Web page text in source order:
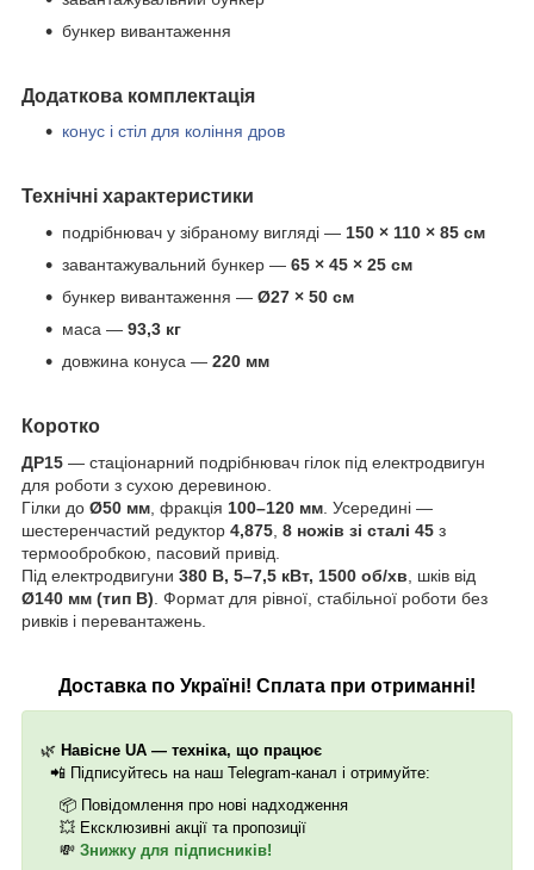
бункер вивантаження
Додаткова комплектація
конус і стіл для коління дров
Технічні характеристики
подрібнювач у зібраному вигляді — 150 × 110 × 85 см
завантажувальний бункер — 65 × 45 × 25 см
бункер вивантаження — Ø27 × 50 см
маса — 93,3 кг
довжина конуса — 220 мм
Коротко
ДР15 — стаціонарний подрібнювач гілок під електродвигун
для роботи з сухою деревиною.
Гілки до Ø50 мм , фракція 100–120 мм . Усередині —
шестеренчастий редуктор 4,875 8 ножів зі сталі 45 з
термообробкою, пасовий привід.
Під електродвигуни 380 В, 5–7,5 кВт, 1500 об/хв , шків від
Ø140 мм (тип B) Формат для рівної, стабільної роботи без
ривків і перевантажень.
Доставка по Україні! Сплата при отриманні!
🌿 Навісне UA — техніка, що працює
📲 Підписуйтесь на наш Telegram-канал і отримуйте:
📦 Повідомлення про нові надходження
💥 Ексклюзивні акції та пропозиції
💸 Знижку для підписників!